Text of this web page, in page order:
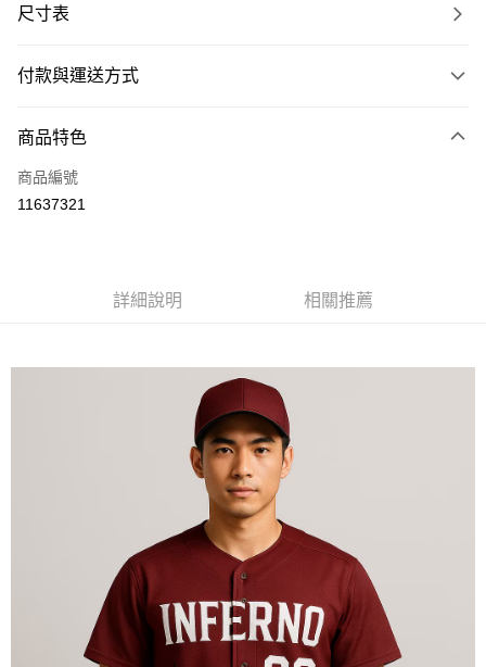
尺寸表
付款與運送方式
信用卡一次付款
運送方式
商品特色
商品編號
11637321
詳細說明 相關推薦